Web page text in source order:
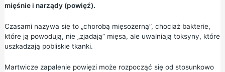
mięśnie i narządy (powięź).
Czasami nazywa się to „chorobą mięsożerną”, chociaż bakterie,
które ją powodują, nie „zjadają” mięsa, ale uwalniają toksyny, które
uszkadzają pobliskie tkanki.
Martwicze zapalenie powięzi może rozpocząć się od stosunkowo